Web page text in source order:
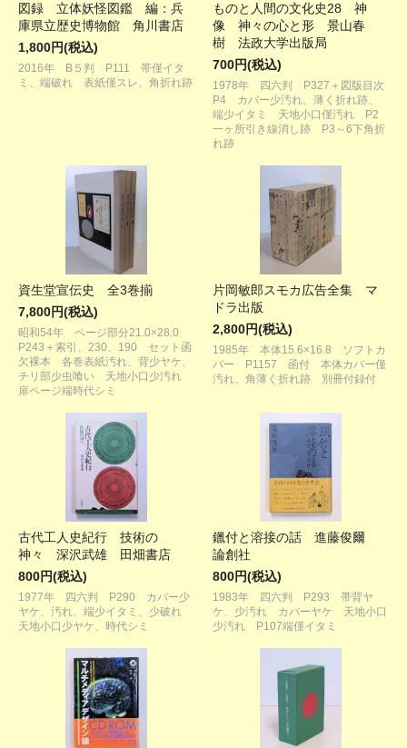
図録 立体妖怪図鑑 編：兵
庫県立歴史博物館 角川書店
1,800円(税込)
2016年 B５判 P111 帯僅イタ
ミ、端破れ 表紙僅スレ、角折れ跡
ものと人間の文化史28 神
像 神々の心と形 景山春
樹 法政大学出版局
700円(税込)
1978年 四六判 P327＋図版目次
P4 カバー少汚れ、薄く折れ跡、
端少イタミ 天地小口僅汚れ P2
一ヶ所引き線消し跡 P3～6下角折
れ跡
資生堂宣伝史 全3巻揃
7,800円(税込)
昭和54年 ページ部分21.0×28.0
P243＋索引、230、190 セット函
欠裸本 各巻表紙汚れ、背少ヤケ、
チリ部少虫喰い 天地小口少汚れ
扉ページ端時代シミ
片岡敏郎スモカ広告全集 マ
ドラ出版
2,800円(税込)
1985年 本体15.6×16.8 ソフトカ
バー P1157 函付 本体カバー僅
汚れ、角薄く折れ跡 別冊付録付
古代工人史紀行 技術の
神々 深沢武雄 田畑書店
800円(税込)
1977年 四六判 P290 カバー少
ヤケ、汚れ、端少イタミ、少破れ
天地小口少ヤケ、時代シミ
鑞付と溶接の話 進藤俊爾
論創社
800円(税込)
1983年 四六判 P293 帯背ヤ
ケ、少汚れ カバーヤケ 天地小口
少汚れ P107端僅イタミ